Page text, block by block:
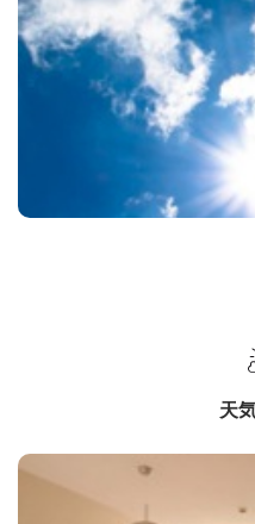
天